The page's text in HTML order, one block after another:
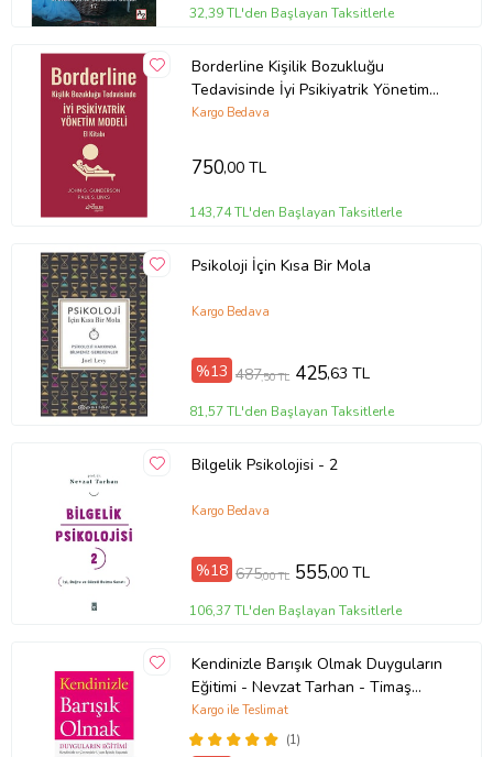
32,39 TL'den Başlayan Taksitlerle
Borderline Kişilik Bozukluğu
Tedavisinde İyi Psikiyatrik Yönetim
Modeli El Kitabı
Kargo Bedava
750,00 TL
143,74 TL'den Başlayan Taksitlerle
Psikoloji İçin Kısa Bir Mola
Kargo Bedava
%13 487,50 TL 425,63 TL
81,57 TL'den Başlayan Taksitlerle
Bilgelik Psikolojisi - 2
Kargo Bedava
%18 675,00 TL 555,00 TL
106,37 TL'den Başlayan Taksitlerle
Kendinizle Barışık Olmak Duyguların
Eğitimi - Nevzat Tarhan - Timaş
Yayınları
(1)
Kargo ile Teslimat